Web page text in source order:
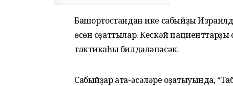
Башҡортостандан ике сабыйҙы
өсөн оҙаттылар. Кескәй пациенттарҙы
тактикаһы билдәләнәсәк.
Сабыйҙар ата-әсәләре оҙатыуында,